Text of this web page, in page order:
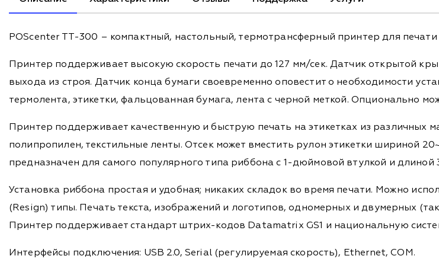
POScenter TT-300 – компактный, настольный, термотрансферный принтер для
Принтер поддерживает высокую скорость печати до 127 мм/сек. Датчик открытой
выхода из строя. Датчик конца бумаги своевременно оповестит о необходимости
термолента, этикетки, фальцованная бумага, лента с черной меткой. Опционально
Принтер поддерживает качественную и быструю печать на этикетках из различных
полипропилен, текстильные ленты. Отсек может вместить рулон этикетки шириной
предназначен для самого популярного типа риббона с 1-дюймовой втулкой и длиной
Установка риббона простая и удобная; никаких складок во время печати. Можно
(Resign) типы. Печать текста, изображений и логотипов, одномерных и двумерных
Принтер поддерживает стандарт штрих-кодов Datamatrix GS1 и национальную
Интерфейсы подключения: USB 2.0, Serial (регулируемая скорость), Ethernet, COM.